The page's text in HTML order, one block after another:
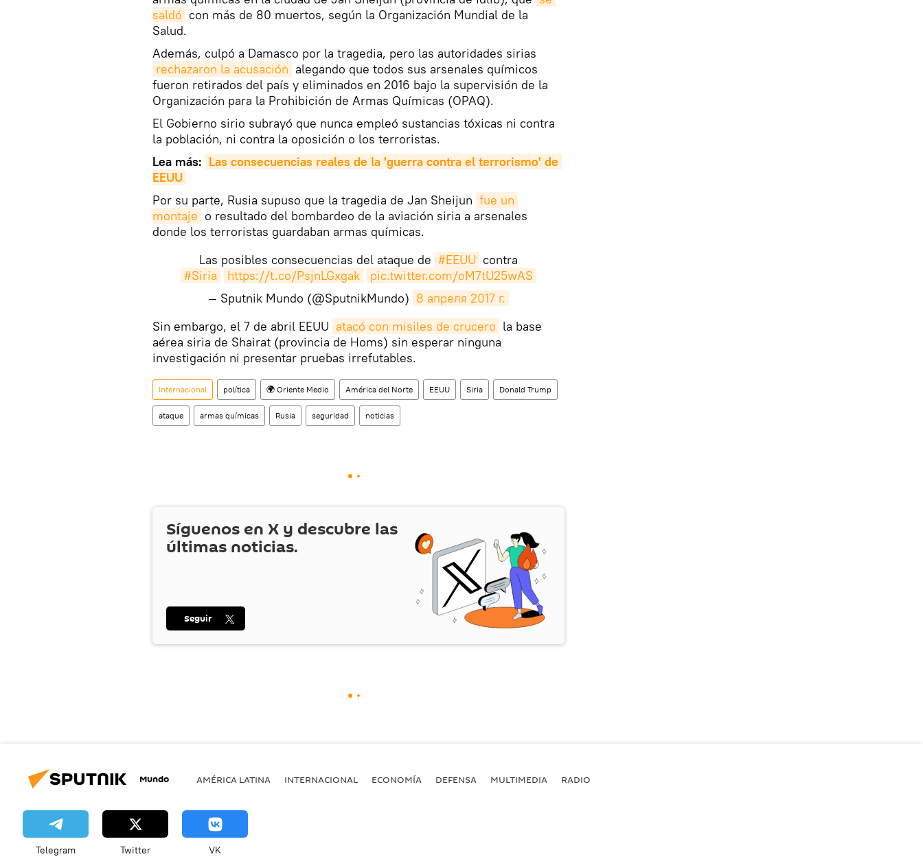
saldó con más de 80 muertos, según la Organización Mundial de la
Salud.
Además, culpó a Damasco por la tragedia, pero las autoridades sirias
rechazaron la acusación alegando que todos sus arsenales químicos
fueron retirados del país y eliminados en 2016 bajo la supervisión de la
Organización para la Prohibición de Armas Químicas (OPAQ).
El Gobierno sirio subrayó que nunca empleó sustancias tóxicas ni contra
la población, ni contra la oposición o los terroristas.
Lea más: Las consecuencias reales de la 'guerra contra el terrorismo' de
EEUU
Por su parte, Rusia supuso que la tragedia de Jan Sheijun fue un
montaje o resultado del bombardeo de la aviación siria a arsenales
donde los terroristas guardaban armas químicas.
Las posibles consecuencias del ataque de #EEUU contra
#Siria
https://t.co/PsjnLGxgak
pic.twitter.com/oM7tU25wAS
— Sputnik Mundo (@SputnikMundo) 8 апреля 2017 г.
Sin embargo, el 7 de abril EEUU atacó con misiles de crucero la base
aérea siria de Shairat (provincia de Homs) sin esperar ninguna
investigación ni presentar pruebas irrefutables.
Internacional política 🌍 Oriente Medio América del Norte EEUU Siria Donald Trump
ataque armas químicas Rusia seguridad noticias
Síguenos en X y descubre las
últimas noticias.
Seguir
Mundo AMÉRICA LATINA INTERNACIONAL ECONOMÍA DEFENSA MULTIMEDIA RADIO
Telegram Twitter VK